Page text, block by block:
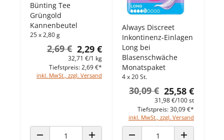
Bünting Tee
Grüngold
Kannenbeutel
25 x 2,80 g
2,29 €
2,69 €
32,71 €/1 kg
inkl. MwSt., zzgl. Versand
Tiefstpreis: 2,69 €*
Always Discreet
Inkontinenz-Einlagen
Long bei
Blasenschwäche
Monatspaket
4 x 20 St.
25,58 €
30,09 €
31,98 €/100 st
inkl. MwSt., zzgl. Versand
Tiefstpreis: 30,09 €*